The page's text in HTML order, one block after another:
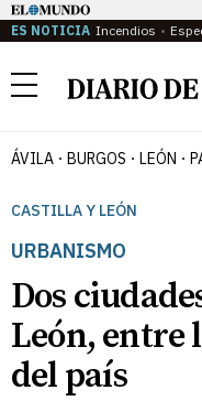
ES NOTICIA Incendios
Menú
ÁVILA BURGOS LEÓN
CASTILLA Y LEÓN
URBANISMO
Dos
León, entre
del país